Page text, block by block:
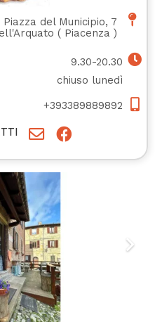
Piazza del Municipio, 7
( Piacenza )
9.30-20.30
chiuso lunedì
+393389889892